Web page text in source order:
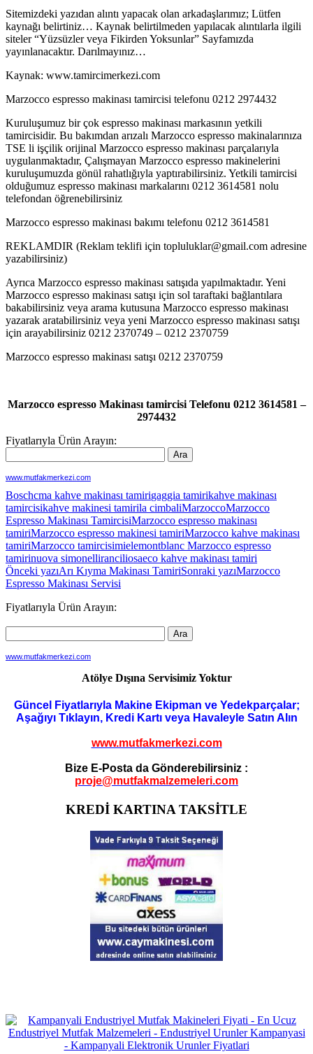
Sitemizdeki yazıdan alıntı yapacak olan arkadaşlarımız; Lütfen
kaynağı belirtiniz… Kaynak belirtilmeden yapılacak alıntılarla ilgili
siteler “Yüzsüzler veya Fikirden Yoksunlar” Sayfamızda
yayınlanacaktır. Darılmayınız…
Kaynak: www.tamircimerkezi.com
Marzocco espresso makinası tamircisi telefonu 0212 2974432
Kuruluşumuz bir çok espresso makinası markasının yetkili
tamircisidir. Bu bakımdan arızalı Marzocco espresso makinalarınıza
TSE li işçilik orijinal Marzocco espresso makinası parçalarıyla
uygulanmaktadır, Çalışmayan Marzocco espresso makinelerini
kuruluşumuzda gönül rahatlığıyla yaptırabilirsiniz. Yetkili tamircisi
olduğumuz espresso makinası markalarını 0212 3614581 nolu
telefondan öğrenebilirsiniz
Marzocco espresso makinası bakımı telefonu 0212 3614581
REKLAMDIR (Reklam teklifi için topluluklar@gmail.com adresine
yazabilirsiniz)
Ayrıca Marzocco espresso makinası satışıda yapılmaktadır. Yeni
Marzocco espresso makinası satışı için sol taraftaki bağlantılara
bakabilirsiniz veya arama kutusuna Marzocco espresso makinası
yazarak aratabilirsiniz veya yeni Marzocco espresso makinası satışı
için arayabilirsiniz 0212 2370749 – 0212 2370759
Marzocco espresso makinası satışı 0212 2370759
Marzocco espresso Makinası tamircisi Telefonu 0212 3614581 –
2974432
Fiyatlarıyla Ürün Arayın:
www.mutfakmerkezi.com
Boschcma kahve makinası tamirigaggia tamirikahve makinası
tamircisikahve makinesi tamirila cimbaliMarzoccoMarzocco
Espresso Makinası TamircisiMarzocco espresso makinası
tamiriMarzocco espresso makinesi tamiriMarzocco kahve makinası
tamiriMarzocco tamircisimielemontblanc Marzocco espresso
tamirinuova simonelliranciliosaeco kahve makinası tamiri
Yazı
dolaşımı
Önceki yazıArı Kıyma Makinası TamiriSonraki yazıMarzocco
Espresso Makinası Servisi
Fiyatlarıyla Ürün Arayın:
www.mutfakmerkezi.com
Atölye Dışına Servisimiz Yoktur
Güncel Fiyatlarıyla Makine Ekipman ve Yedekparçalar;
Aşağıyı Tıklayın, Kredi Kartı veya Havaleyle Satın Alın
www.mutfakmerkezi.com
Bize E-Posta da Gönderebilirsiniz :
proje@mutfakmalzemeleri.com
KREDİ KARTINA TAKSİTLE